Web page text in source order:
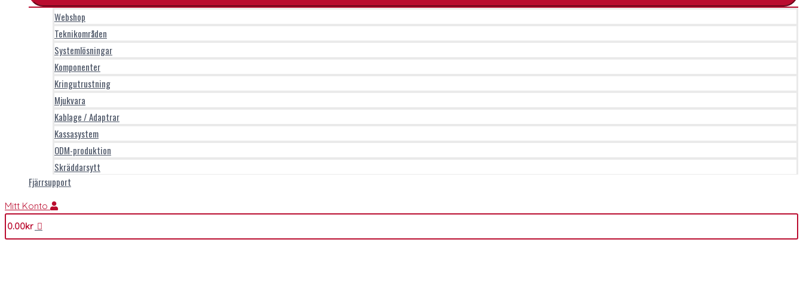
Webshop
Teknikområden
Systemlösningar
Komponenter
Kringutrustning
Mjukvara
Kablage / Adaptrar
Kassasystem
ODM-produktion
Skräddarsytt
Fjärrsupport
Mitt Konto
0.00kr